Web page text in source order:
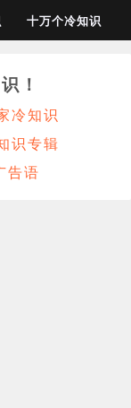
十万个冷知识
！
冷知识
识专辑
告语